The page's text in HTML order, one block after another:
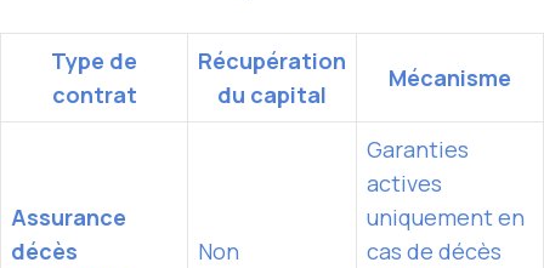
Type de
contrat
Récupération
du capital
Mécanisme
Assurance
décès
Non
Garanties
actives
uniquement en
cas de décès